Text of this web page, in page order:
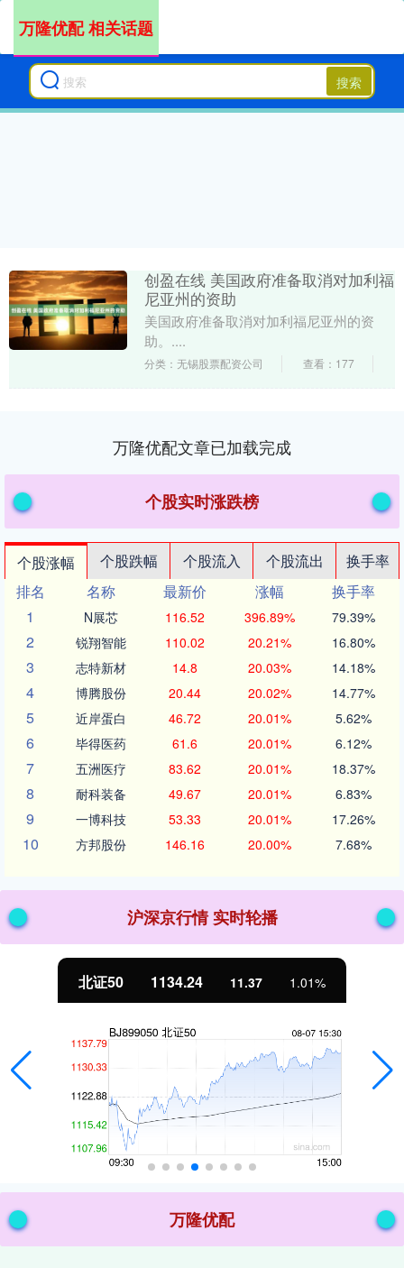
搜索
万隆优配 相关话题
创盈在线 美国政府准备取消对加利福
尼亚州的资助
美国政府准备取消对加利福尼亚州的资
助。....
分类：无锡股票配资公司 查看：177
万隆优配文章已加载完成
个股实时涨跌榜
个股涨幅 个股跌幅 个股流入 个股流出
换手率
排名
名称 最新价 涨幅
换手率
1
N展芯 116.52 396.89% 79.39%
2 锐翔智能 110.02 20.21% 16.80%
3 志特新材 14.8 20.03% 14.18%
4 博腾股份 20.44 20.02% 14.77%
5 近岸蛋白 46.72 20.01% 5.62%
6 毕得医药 61.6 20.01% 6.12%
7 五洲医疗 83.62 20.01% 18.37%
8 耐科装备 49.67 20.01% 6.83%
9 一博科技 53.33 20.01% 17.26%
10 方邦股份 146.16 20.00% 7.68%
沪深京行情 实时轮播
北证50 1134.24 11.37 1.01%
万隆优配